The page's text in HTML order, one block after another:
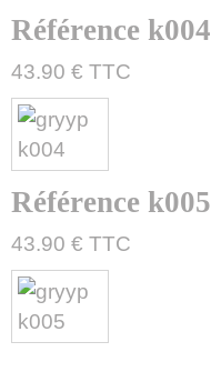
Référence k004
43.90 € TTC
Référence k005
43.90 € TTC